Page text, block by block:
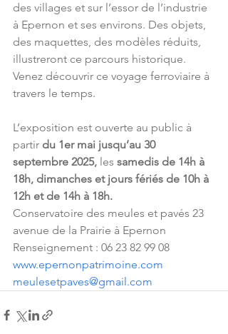
des villages et sur l’essor de l’industrie
à Epernon et ses environs. Des objets,
des maquettes, des modèles réduits,
illustreront ce parcours historique.
Venez découvrir ce voyage ferroviaire à
travers le temps.
L’exposition est ouverte au public à
partir du 1er mai jusqu’au 30
septembre 2025, les samedis de 14h à
18h, dimanches et jours fériés de 10h à
12h et de 14h à 18h.
Conservatoire des meules et pavés 23
avenue de la Prairie à Epernon
Renseignement : 06 23 82 99 08
www.epernonpatrimoine.com
meulesetpaves@gmail.com